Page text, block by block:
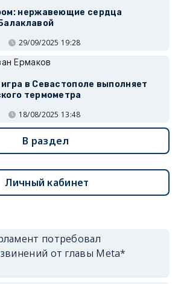
нержавеющие сердца
29/09/2025 19:28
Ермаков
в Севастополе выполняет
термометра
18/08/2025 13:48
В раздел
Личный кабинет
потребовал
от главы Meta*